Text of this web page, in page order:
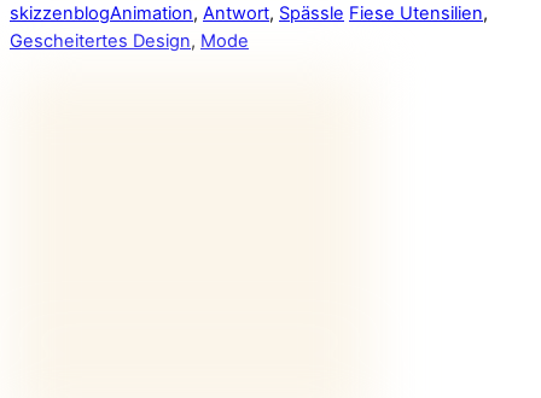
skizzenblogAnimation, Antwort, Spässle Fiese Utensilien,
Gescheitertes Design, Mode